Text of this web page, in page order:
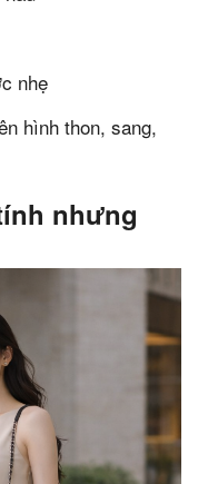
nhẹ
hình thon, sang,
nhưng